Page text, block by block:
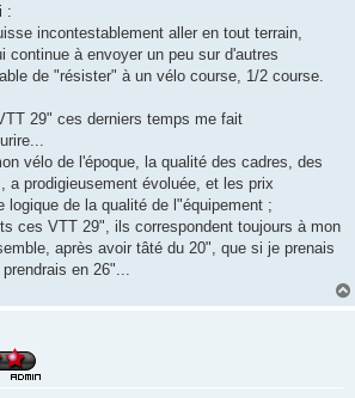
:
incontestablement aller en tout terrain,
continue à envoyer un peu sur d'autres
de "résister" à un vélo course, 1/2 course.
29" ces derniers temps me fait
vélo de l'époque, la qualité des cadres, des
a prodigieusement évoluée, et les prix
logique de la qualité de l"équipement ;
ces VTT 29", ils correspondent toujours à mon
après avoir tâté du 20", que si je prenais
en 26"...